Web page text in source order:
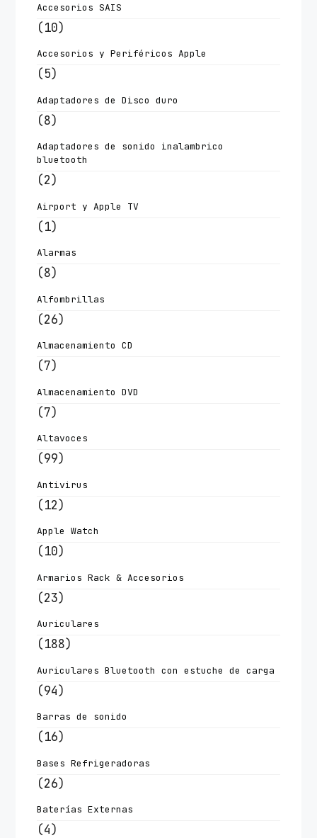
Accesorios SAIS
(10)
Accesorios y Periféricos Apple
(5)
Adaptadores de Disco duro
(8)
Adaptadores de sonido inalambrico
bluetooth
(2)
Airport y Apple TV
(1)
Alarmas
(8)
Alfombrillas
(26)
Almacenamiento CD
(7)
Almacenamiento DVD
(7)
Altavoces
(99)
Antivirus
(12)
Apple Watch
(10)
Armarios Rack & Accesorios
(23)
Auriculares
(188)
Auriculares Bluetooth con estuche de carga
(94)
Barras de sonido
(16)
Bases Refrigeradoras
(26)
Baterías Externas
(4)